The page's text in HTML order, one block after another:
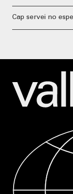
Cap servei no